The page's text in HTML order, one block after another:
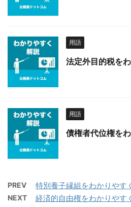
用語
法定外目的税を
用語
債権者代位権を
PREV 特別養子縁組をわかりやす
NEXT 経済的自由権をわかりやす